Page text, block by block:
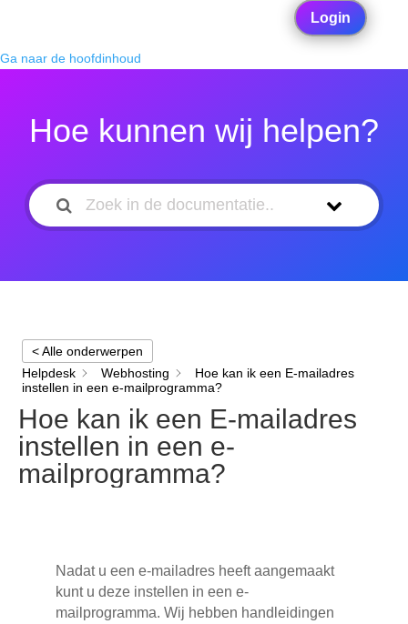
Login
Ga naar de hoofdinhoud
Hoe kunnen wij helpen?
< Alle onderwerpen
Helpdesk
Webhosting
Hoe kan ik een E-mailadres
instellen in een e-mailprogramma?
Hoe kan ik een E-mailadres
instellen in een e-
mailprogramma?
Nadat u een e-mailadres heeft aangemaakt
kunt u deze instellen in een e-
mailprogramma. Wij hebben handleidingen